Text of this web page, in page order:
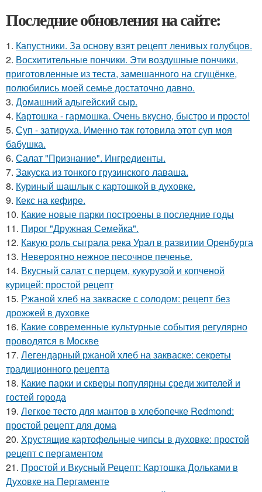
Последние обновления на сайте:
1. Капустники. За основу взят рецепт ленивых голубцов.
2. Восхитительные пончики. Эти воздушные пончики,
приготовленные из теста, замешанного на сгущёнке,
полюбились моей семье достаточно давно.
3. Домашний адыгейский сыр.
4. Картошка - гармошка. Очень вкусно, быстро и просто!
5. Суп - затируха. Именно так готовила этот суп моя
бабушка.
6. Салат "Признание". Ингредиенты.
7. Закуска из тонкого грузинского лаваша.
8. Куриный шашлык с картошкой в духовке.
9. Кекс на кефире.
10. Какие новые парки построены в последние годы
11. Пирог "Дружная Семейка".
12. Какую роль сыграла река Урал в развитии Оренбурга
13. Невероятно нежное песочное печенье.
14. Вкусный салат с перцем, кукурузой и копченой
курицей: простой рецепт
15. Ржаной хлеб на закваске с солодом: рецепт без
дрожжей в духовке
16. Какие современные культурные события регулярно
проводятся в Москве
17. Легендарный ржаной хлеб на закваске: секреты
традиционного рецепта
18. Какие парки и скверы популярны среди жителей и
гостей города
19. Легкое тесто для мантов в хлебопечке Redmond:
простой рецепт для дома
20. Хрустящие картофельные чипсы в духовке: простой
рецепт с пергаментом
21. Простой и Вкусный Рецепт: Картошка Дольками в
Духовке на Пергаменте